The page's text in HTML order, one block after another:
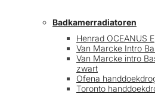
Badkamerradiatoren
Henrad OCEANUS E
Van Marcke Intro
Van Marcke intro
zwart
Ofena
Toronto